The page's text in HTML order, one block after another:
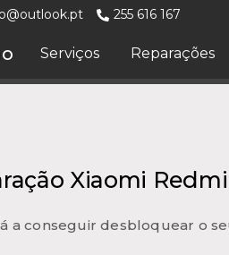
255 616 167
Serviços Reparações
Xiaomi
a conseguir desbloquear o